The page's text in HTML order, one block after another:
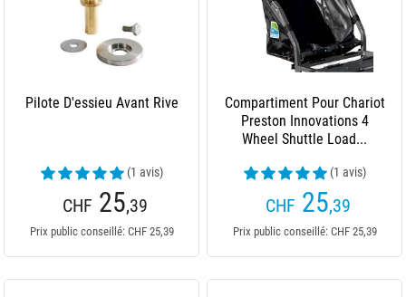
Pilote D'essieu Avant Rive
(1 avis)
CHF 25,39
Prix public conseillé: CHF 25,39
Compartiment Pour Chariot
Preston Innovations 4
Wheel Shuttle Load...
(1 avis)
CHF 25,39
Prix public conseillé: CHF 25,39